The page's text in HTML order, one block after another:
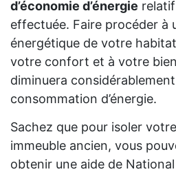
d’économie d’énergie relatif
effectuée. Faire procéder à
énergétique de votre
votre confort et à votre
diminuera
consommation d’énergie.
Sachez que pour isoler
immeuble ancien, vous
obtenir une aide de